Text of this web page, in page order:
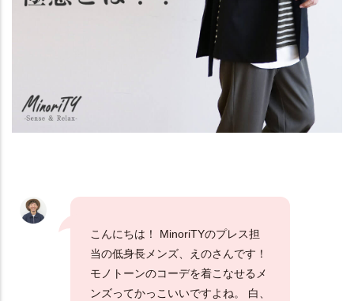
こんにちは！ MinoriTYのプレス担
当の低身長メンズ、えのさんです！
モノトーンのコーデを着こなせるメ
ンズってかっこいいですよね。 白、